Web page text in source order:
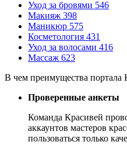
Уход за бровями 546
Макияж 398
Маникюр 575
Косметология 431
Уход за волосами 416
Массаж 623
В чем преимущества портала
Проверенные анкеты
Команда Красивей
аккаунтов мастеров
пользоваться только